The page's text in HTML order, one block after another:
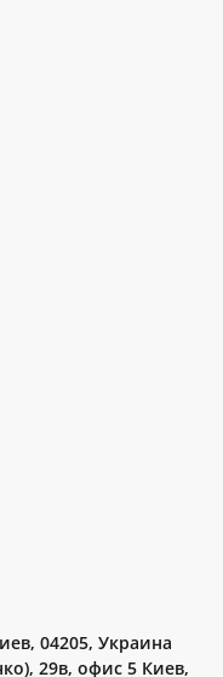
04205, Украина
29в, офис 5 Киев,